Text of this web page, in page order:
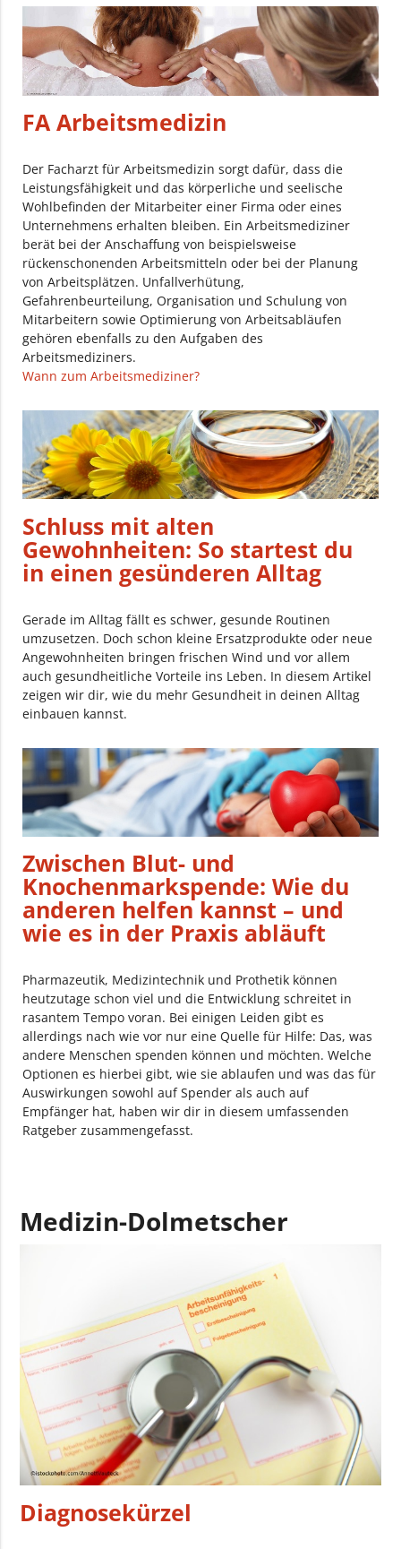
FA Arbeitsmedizin
Der Facharzt für Arbeitsmedizin sorgt dafür, dass die
Leistungsfähigkeit und das körperliche und seelische
Wohlbefinden der Mitarbeiter einer Firma oder eines
Unternehmens erhalten bleiben. Ein Arbeitsmediziner
berät bei der Anschaffung von beispielsweise
rückenschonenden Arbeitsmitteln oder bei der Planung
von Arbeitsplätzen. Unfallverhütung,
Gefahrenbeurteilung, Organisation und Schulung von
Mitarbeitern sowie Optimierung von Arbeitsabläufen
gehören ebenfalls zu den Aufgaben des
Arbeitsmediziners.
Wann zum Arbeitsmediziner?
Schluss mit alten
Gewohnheiten: So startest du
in einen gesünderen Alltag
Gerade im Alltag fällt es schwer, gesunde Routinen
umzusetzen. Doch schon kleine Ersatzprodukte oder neue
Angewohnheiten bringen frischen Wind und vor allem
auch gesundheitliche Vorteile ins Leben. In diesem Artikel
zeigen wir dir, wie du mehr Gesundheit in deinen Alltag
einbauen kannst.
Zwischen Blut- und
Knochenmarkspende: Wie du
anderen helfen kannst – und
wie es in der Praxis abläuft
Pharmazeutik, Medizintechnik und Prothetik können
heutzutage schon viel und die Entwicklung schreitet in
rasantem Tempo voran. Bei einigen Leiden gibt es
allerdings nach wie vor nur eine Quelle für Hilfe: Das, was
andere Menschen spenden können und möchten. Welche
Optionen es hierbei gibt, wie sie ablaufen und was das für
Auswirkungen sowohl auf Spender als auch auf
Empfänger hat, haben wir dir in diesem umfassenden
Ratgeber zusammengefasst.
Medizin-Dolmetscher
Diagnosekürzel